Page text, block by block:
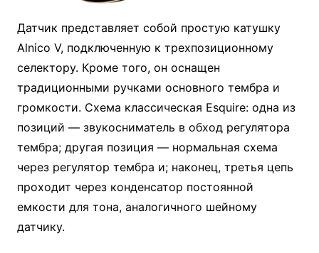
Датчик представляет собой простую катушку
Alnico V, подключенную к трехпозиционному
селектору. Кроме того, он оснащен
традиционными ручками основного тембра и
громкости. Схема классическая Esquire: одна из
позиций — звукосниматель в обход регулятора
тембра; другая позиция — нормальная схема
через регулятор тембра и; наконец, третья цепь
проходит через конденсатор постоянной
емкости для тона, аналогичного шейному
датчику.